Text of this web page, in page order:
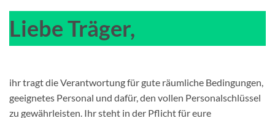
Liebe Träger,
ihr tragt die Verantwortung für gute räumliche Bedingungen,
geeignetes Personal und dafür, den vollen Personalschlüssel
zu gewährleisten. Ihr steht in der Pflicht für eure